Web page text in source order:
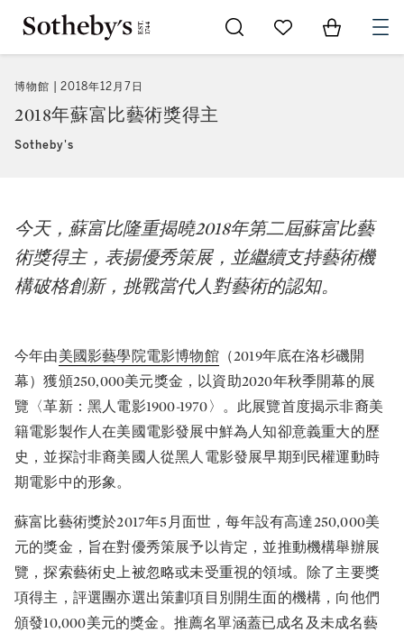
Go to My Favorites
Items in
博物館 2018年12月7日
2018年蘇富比藝術獎得主
Sotheby's
今天，蘇富比隆重揭曉2018年第二屆蘇富比藝
術獎得主，表揚優秀策展，並繼續支持藝術機
構破格創新，挑戰當代人對藝術的認知。
今年由美國影藝學院電影博物館（2019年底在洛杉磯開
幕）獲頒250,000美元獎金，以資助2020年秋季開幕的展
覽〈革新：黑人電影1900-1970〉。此展覽首度揭示非裔美
籍電影製作人在美國電影發展中鮮為人知卻意義重大的歷
史，並探討非裔美國人從黑人電影發展早期到民權運動時
期電影中的形象。
蘇富比藝術獎於2017年5月面世，每年設有高達250,000美
元的獎金，旨在對優秀策展予以肯定，並推動機構舉辦展
覽，探索藝術史上被忽略或未受重視的領域。除了主要獎
項得主，評選團亦選出策劃項目別開生面的機構，向他們
頒發10,000美元的獎金。推薦名單涵蓋已成名及未成名藝